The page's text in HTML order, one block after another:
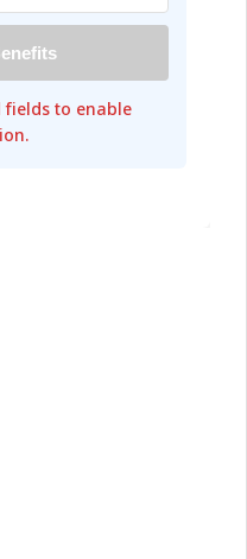
fields to enable